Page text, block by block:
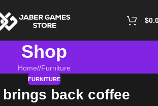
$
Shop
Home/ Furniture
FURNITURE
back coffee